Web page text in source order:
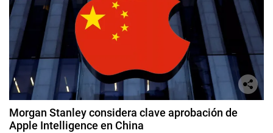
Morgan Stanley considera clave aprobación de
Apple Intelligence en China